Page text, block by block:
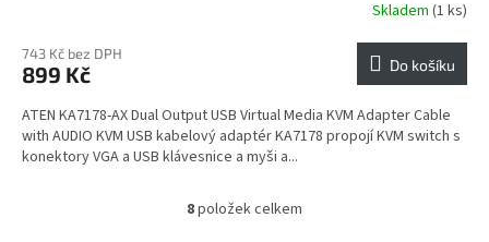
Skladem (1 ks)
743 Kč bez DPH
899 Kč Do košíku
ATEN KA7178-AX Dual Output USB Virtual Media KVM Adapter Cable
with AUDIO KVM USB kabelový adaptér KA7178 propojí KVM switch s
konektory VGA a USB klávesnice a myši a...
O
8položek celkem